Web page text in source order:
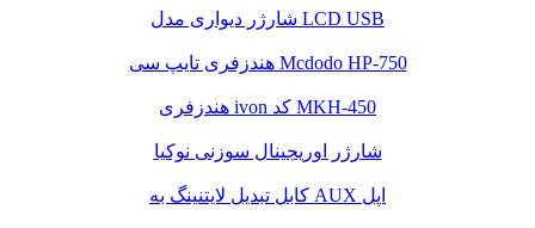
شارژر دیواری مدل LCD USB
هندزفری تایپ سی Mcdodo HP-750
هندزفری ivon کد MKH-450
شارژر اوریجینال سوزنی نوکیا
کابل تبدیل لایتنینگ به AUX اپل